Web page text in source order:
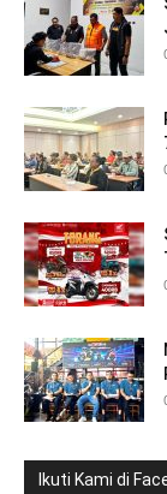
Ikuti Kami di